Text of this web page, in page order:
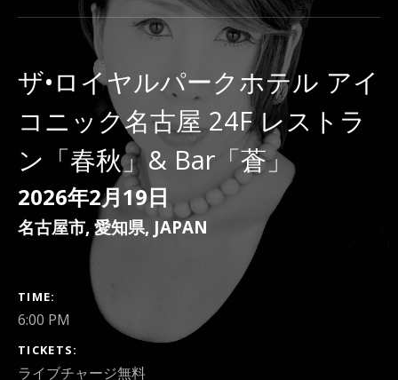
ザ•ロイヤルパークホテル アイ
コニック名古屋 24F レストラ
ン「春秋」& Bar「蒼」
2026年2月19日
名古屋市, 愛知県, JAPAN
GIG DETAILS
TIME
6:00 PM
TICKETS
ライブチャージ無料